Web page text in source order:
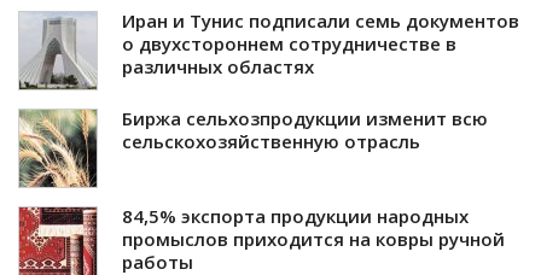
Иран и Тунис подписали семь документов
о двухстороннем сотрудничестве в
различных областях
Биржа сельхозпродукции изменит всю
сельскохозяйственную отрасль
84,5% экспорта продукции народных
промыслов приходится на ковры ручной
работы